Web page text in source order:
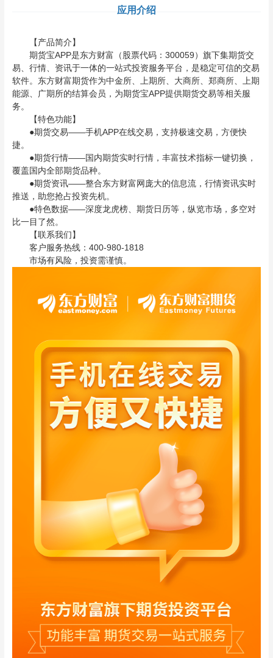
应用介绍
【产品简介】
期货宝APP是东方财富（股票代码：300059）旗下集期货交
易、行情、资讯于一体的一站式投资服务平台，是稳定可信的交易
软件。东方财富期货作为中金所、上期所、大商所、郑商所、上期
能源、广期所的结算会员，为期货宝APP提供期货交易等相关服
务。
【特色功能】
●期货交易——手机APP在线交易，支持极速交易，方便快
捷。
●期货行情——国内期货实时行情，丰富技术指标一键切换，
覆盖国内全部期货品种。
●期货资讯——整合东方财富网庞大的信息流，行情资讯实时
推送，助您抢占投资先机。
●特色数据——深度龙虎榜、期货日历等，纵览市场，多空对
比一目了然。
【联系我们】
客户服务热线：400-980-1818
市场有风险，投资需谨慎。